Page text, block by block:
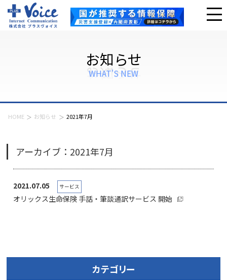
お知らせ
WHAT'S NEW
HOME お知らせ 2021年7月
アーカイブ：2021年7月
2021.07.05 サービス
オリックス生命保険 手話・筆談通訳サービス 開始
カテゴリー